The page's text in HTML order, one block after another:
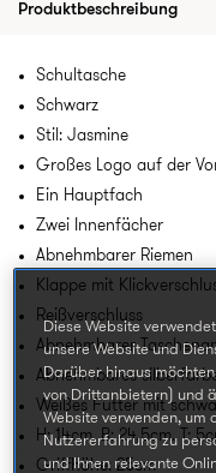
Produktbeschreibung
Schultasche
Schwarz
Stil: Jasmine
Großes Logo auf der
Ein Hauptfach
Zwei Innenfächer
Abnehmbarer Riemen
Klappe mit
Reißverschluss
Abnehmbarer
Abnehmbares
Weißes Futter mit
H: 14cm. B: 24,5cm. T:
Griffhöhe: 25cm
Diese Website
unsere Website und
Darüber hinaus
von Drittanbietern) und
Website verwenden, um
Nutzererfahrung zu
und Ihnen relevante